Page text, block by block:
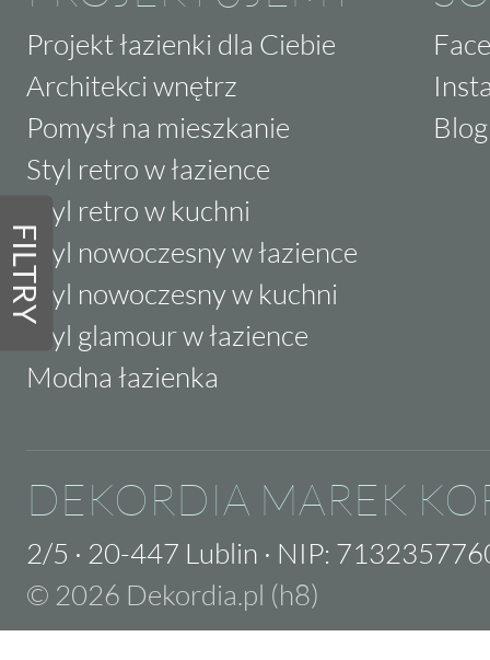
FILTRY
Projekt łazienki dla Ciebie
Architekci wnętrz
Pomysł na mieszkanie
Styl retro w łazience
Styl retro w kuchni
Styl nowoczesny w łazience
Styl nowoczesny w kuchni
Styl glamour w łazience
Modna łazienka
Blog
DEKORDIA MAREK
2/5 · 20-447 Lublin · NIP:
© 2026 Dekordia.pl (h8)